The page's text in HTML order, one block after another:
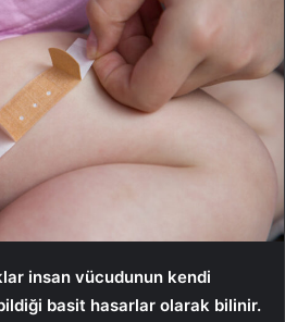
insan vücudunun kendi
basit hasarlar olarak bilinir.